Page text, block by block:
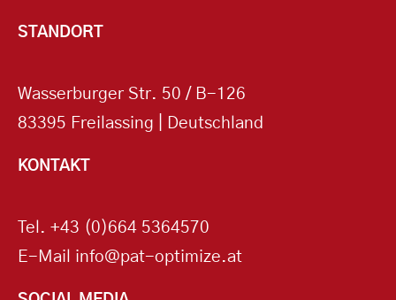
STANDORT
Wasserburger Str. 50 / B-126
83395 Freilassing | Deutschland
KONTAKT
Tel. +43 (0)664 5364570
E-Mail info@pat-optimize.at